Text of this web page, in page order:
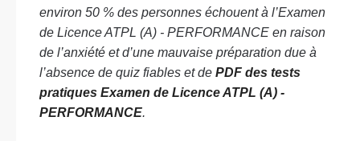
environ 50 % des personnes échouent à l’Examen
de Licence ATPL (A) - PERFORMANCE en raison
de l’anxiété et d’une mauvaise préparation due à
l’absence de quiz fiables et de PDF des tests
pratiques Examen de Licence ATPL (A) -
PERFORMANCE.